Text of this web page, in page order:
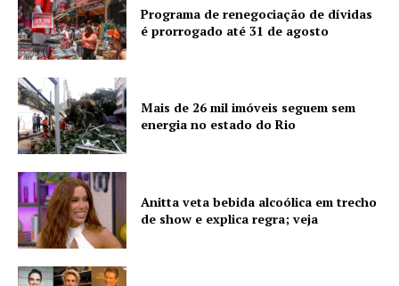
Programa de renegociação de dívidas
é prorrogado até 31 de agosto
Mais de 26 mil imóveis seguem sem
energia no estado do Rio
Anitta veta bebida alcoólica em trecho
de show e explica regra; veja